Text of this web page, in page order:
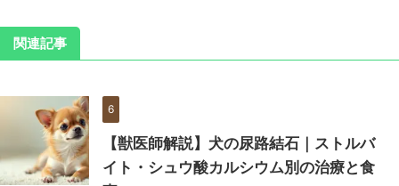
関連記事
6
【獣医師解説】犬の尿路結石｜ストルバ
イト・シュウ酸カルシウム別の治療と食